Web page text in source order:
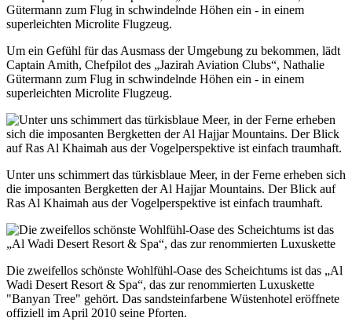
Um ein Gefühl für das Ausmass der Umgebung zu bekommen, lädt
Captain Amith, Chefpilot des „Jazirah Aviation Clubs“, Nathalie
Gütermann zum Flug in schwindelnde Höhen ein - in einem
superleichten Microlite Flugzeug.
Unter uns schimmert das türkisblaue Meer, in der Ferne erheben sich
die imposanten Bergketten der Al Hajjar Mountains. Der Blick auf
Ras Al Khaimah aus der Vogelperspektive ist einfach traumhaft.
Die zweifellos schönste Wohlfühl-Oase des Scheichtums ist das „Al
Wadi Desert Resort & Spa“, das zur renommierten Luxuskette
"Banyan Tree" gehört. Das sandsteinfarbene Wüstenhotel eröffnete
offiziell im April 2010 seine Pforten.